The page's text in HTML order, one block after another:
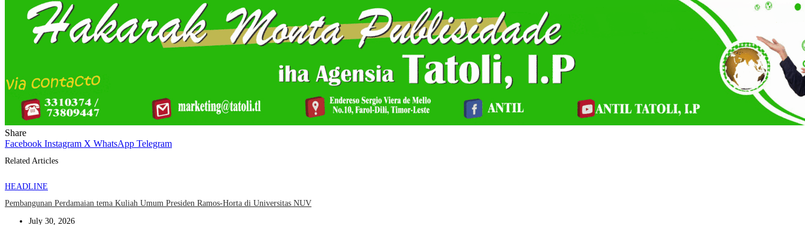
Share
Facebook Instagram X WhatsApp Telegram
Related Articles
HEADLINE
Pembangunan Perdamaian tema Kuliah Umum Presiden Ramos-Horta di Universitas NUV
July 30, 2026